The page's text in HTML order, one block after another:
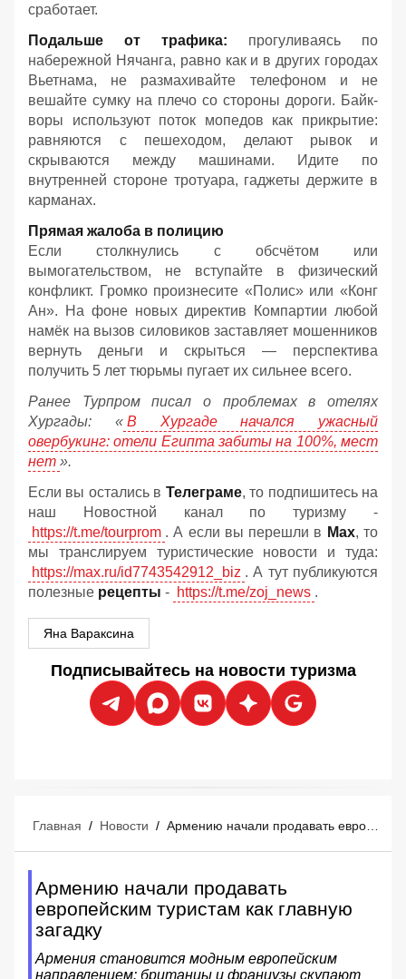
сработает.
Подальше от трафика: прогуливаясь по
набережной Нячанга, равно как и в других городах
Вьетнама, не размахивайте телефоном и не
вешайте сумку на плечо со стороны дороги. Байк-
воры используют поток мопедов как прикрытие:
равняются с пешеходом, делают рывок и
скрываются между машинами. Идите по
внутренней стороне тротуара, гаджеты держите в
карманах.
Прямая жалоба в полицию
Если столкнулись с обсчётом или
вымогательством, не вступайте в физический
конфликт. Громко произнесите «Полис» или «Конг
Ан». На фоне новых директив Компартии любой
намёк на вызов силовиков заставляет мошенников
вернуть деньги и скрыться — перспектива
получить 5 лет тюрьмы пугает их сильнее всего.
Ранее Турпром писал о проблемах в отелях
Хургады: « В Хургаде начался ужасный
овербукинг: отели Египта забиты на 100%, мест
нет ».
Если вы остались в Телеграме, то подпишитесь на
наш Новостной канал по туризму -
https://t.me/tourprom . А если вы перешли в Мах, то
мы транслируем туристические новости и туда:
https://max.ru/id7743542912_biz . А тут публикуются
полезные рецепты - https://t.me/zoj_news .
Яна Вараксина
Подписывайтесь на новости туризма
Главная / Новости /
Армению начали продавать
европейским туристам как главную
загадку
Армения становится модным европейским
направлением: британцы и французы скупают